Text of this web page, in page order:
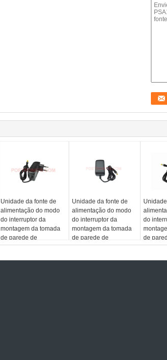
Unidade da fonte de
alimentação do modo
do interruptor da
montagem da tomada
de parede de
PSA1218-W DC12V
Unidade da fonte de
alimentação do modo
do interruptor da
montagem da tomada
de parede de
PSA1224-W DC12V 2A
do
de